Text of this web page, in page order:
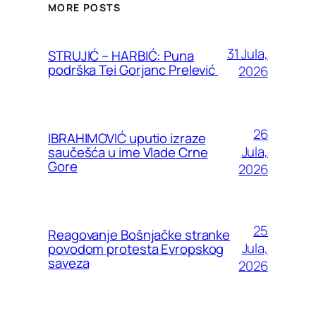
MORE POSTS
STRUJIĆ – HARBIĆ: Puna
podrška Tei Gorjanc Prelević
31 Jula,
2026
IBRAHIMOVIĆ uputio izraze
saučešća u ime Vlade Crne
Gore
26
Jula,
2026
Reagovanje Bošnjačke stranke
povodom protesta Evropskog
saveza
25
Jula,
2026